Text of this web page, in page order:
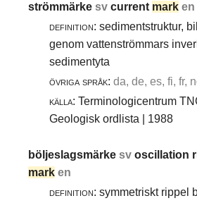
strömmärkesvcurrent mark en
definition: sedimentstruktur,
genom vattenströmmars
sedimentyta
övriga språk: da, de, es, fi, fr,
källa: Terminologicentrum
Geologisk ordlista | 1988
böljeslagsmärkesvoscillation
mark en
definition: symmetriskt rippel